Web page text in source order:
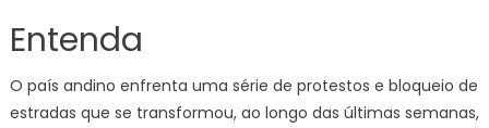
Entenda
O país andino enfrenta uma série de protestos e bloqueio de
estradas que se transformou, ao longo das últimas semanas,